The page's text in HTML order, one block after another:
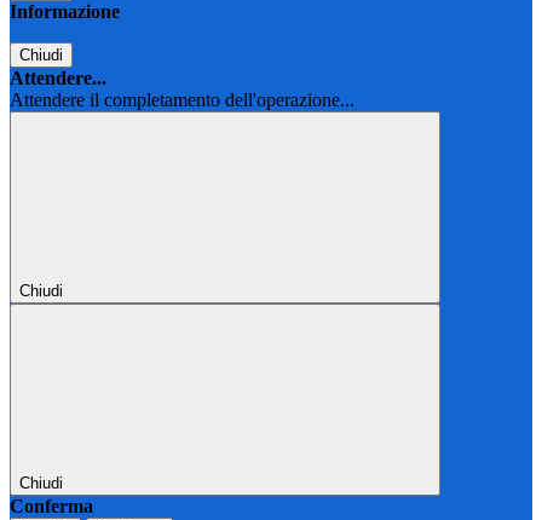
Informazione
Chiudi
Attendere...
Attendere il completamento dell'operazione...
Chiudi
Chiudi
Conferma